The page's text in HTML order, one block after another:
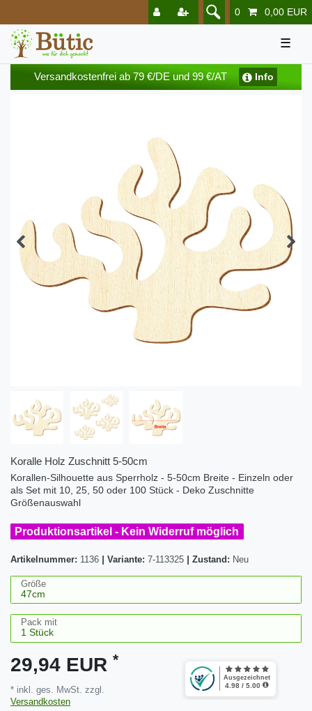
0 0,00 EUR
☰
Versandkostenfrei ab 79 €/DE und 99 €/AT Info
Koralle Holz Zuschnitt 5-50cm
Korallen-Silhouette aus Sperrholz - 5-50cm Breite - Einzeln oder
als Set mit 10, 25, 50 oder 100 Stück - Deko Zuschnitte
Größenauswahl
Produktionsartikel - Kein Widerruf möglich
Artikelnummer: 1136 Variante: 7-113325 Zustand: Neu
Größe
Pack mit
29,94 EUR *
* inkl. ges. MwSt. zzgl.
Versandkosten